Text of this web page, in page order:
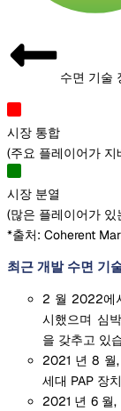
수면 기술
시장 통합
(주요 플레이어가 지
시장 분열
(많은 플레이어가 있
*출처: Coherent
최근 개발 수면 기
2 월 2022에
시했으며 심
을 갖추고 있
2021 년 8 월
세대 PAP 장
2021 년 6 월,